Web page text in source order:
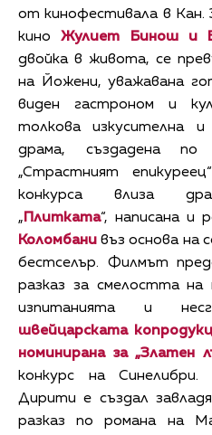
от кинофестивала в Кан.
киноЖулиет Бинош и
двойка в живота, се
на Йожени, уважавана
виден гастроном и
толкова изкусителна и
драма, създадена
„Страстният
конкурса влиза
„ Плитката“, написана и
Коломбани въз основа на
бестселър. Филмът
разказ за смелостта
изпитанията и
швейцарската
номинирана за „Златен
конкурс на
Дирити е създал
разказ по романа на